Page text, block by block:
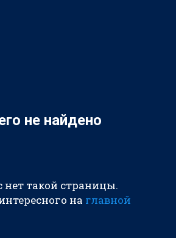
не найдено
нет такой страницы.
на главной